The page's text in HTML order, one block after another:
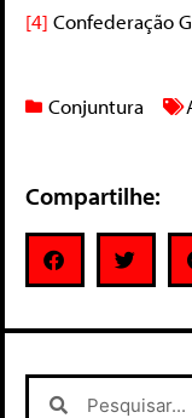
[4] Confederação
Conjuntura
Compartilhe: